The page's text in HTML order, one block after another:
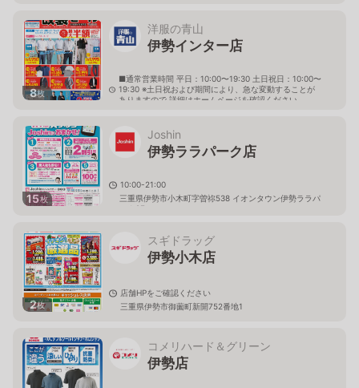
8枚
洋服の青山
伊勢インター店
■通常営業時間 平日：10:00〜19:30 土日祝日：10:00〜
19:30 ※土日祝および期間により、急な変動することが
ありますので 詳細はホームページを確認ください
15枚
Joshin
伊勢ララパーク店
10:00-21:00
三重県伊勢市小木町字曽祢538 イオンタウン伊勢ララパ
ーク2F
2枚
スギドラッグ
伊勢小木店
店舗HPをご確認ください
三重県伊勢市御薗町新開752番地1
コメリハード＆グリーン
伊勢店